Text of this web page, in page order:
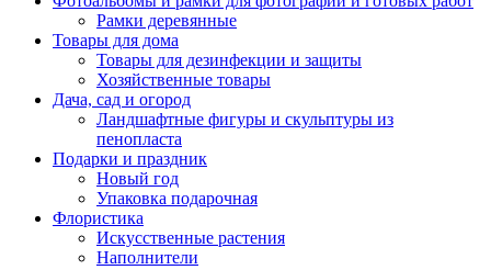
Рамки деревянные
Товары для дома
Товары для дезинфекции и защиты
Хозяйственные товары
Дача, сад и огород
Ландшафтные фигуры и скульптуры из
пенопласта
Подарки и праздник
Новый год
Упаковка подарочная
Флористика
Искусственные растения
Наполнители